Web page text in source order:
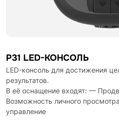
P31 LED-КОНСОЛЬ
LED-консоль для достижения
результатов.
В её оснащение входят: —
Возможность личного
управление